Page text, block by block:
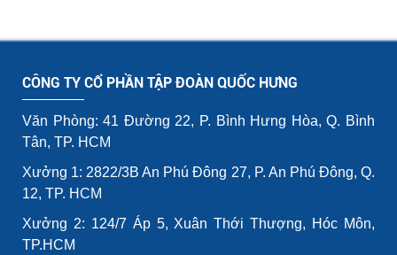
CÔNG TY CỔ PHẦN TẬP ĐOÀN QUỐC HƯNG
Văn Phòng: 41 Đường 22, P. Bình Hưng Hòa, Q. Bình
Tân, TP. HCM
Xưởng 1: 2822/3B An Phú Đông 27, P. An Phú Đông, Q.
12, TP. HCM
Xưởng 2: 124/7 Áp 5, Xuân Thới Thượng, Hóc Môn,
TP.HCM